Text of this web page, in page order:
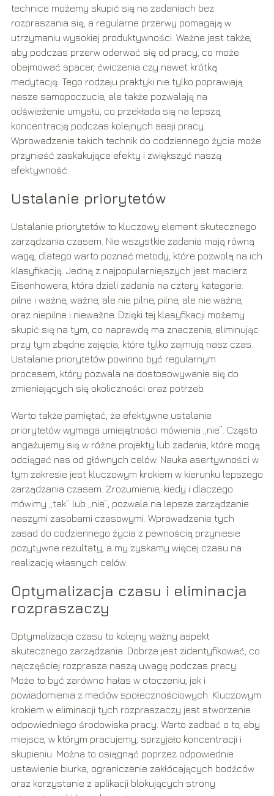
technice możemy skupić się na zadaniach bez
rozpraszania się, a regularne przerwy pomagają w
utrzymaniu wysokiej produktywności. Ważne jest także,
aby podczas przerw oderwać się od pracy, co może
obejmować spacer, ćwiczenia czy nawet krótką
medytację. Tego rodzaju praktyki nie tylko poprawiają
nasze samopoczucie, ale także pozwalają na
odświeżenie umysłu, co przekłada się na lepszą
koncentrację podczas kolejnych sesji pracy.
Wprowadzenie takich technik do codziennego życia może
przynieść zaskakujące efekty i zwiększyć naszą
efektywność.
Ustalanie priorytetów
Ustalanie priorytetów to kluczowy element skutecznego
zarządzania czasem. Nie wszystkie zadania mają równą
wagę, dlatego warto poznać metody, które pozwolą na ich
klasyfikację. Jedną z najpopularniejszych jest macierz
Eisenhowera, która dzieli zadania na cztery kategorie:
pilne i ważne, ważne, ale nie pilne, pilne, ale nie ważne,
oraz niepilne i nieważne. Dzięki tej klasyfikacji możemy
skupić się na tym, co naprawdę ma znaczenie, eliminując
przy tym zbędne zajęcia, które tylko zajmują nasz czas.
Ustalanie priorytetów powinno być regularnym
procesem, który pozwala na dostosowywanie się do
zmieniających się okoliczności oraz potrzeb.
Warto także pamiętać, że efektywne ustalanie
priorytetów wymaga umiejętności mówienia „nie”. Często
angażujemy się w różne projekty lub zadania, które mogą
odciągać nas od głównych celów. Nauka asertywności w
tym zakresie jest kluczowym krokiem w kierunku lepszego
zarządzania czasem. Zrozumienie, kiedy i dlaczego
mówimy „tak” lub „nie”, pozwala na lepsze zarządzanie
naszymi zasobami czasowymi. Wprowadzenie tych
zasad do codziennego życia z pewnością przyniesie
pozytywne rezultaty, a my zyskamy więcej czasu na
realizację własnych celów.
Optymalizacja czasu i eliminacja
rozpraszaczy
Optymalizacja czasu to kolejny ważny aspekt
skutecznego zarządzania. Dobrze jest zidentyfikować, co
najczęściej rozprasza naszą uwagę podczas pracy.
Może to być zarówno hałas w otoczeniu, jak i
powiadomienia z mediów społecznościowych. Kluczowym
krokiem w eliminacji tych rozpraszaczy jest stworzenie
odpowiedniego środowiska pracy. Warto zadbać o to, aby
miejsce, w którym pracujemy, sprzyjało koncentracji i
skupieniu. Można to osiągnąć poprzez odpowiednie
ustawienie biurka, ograniczenie zakłócających bodźców
oraz korzystanie z aplikacji blokujących strony